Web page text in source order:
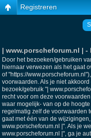
Registreren
| www.porscheforum.nl | -
Door het bezoeken/gebruiken
hiernaar verwezen als het gaat
of "https://
voorwaarden. Als je niet
bezoek/gebruik "|
recht voor om deze
waar mogelijk- van op de
regelmatig zelf de voorwaarden
gaat met één van de
www.porscheforum.nl |". Als je
www.porscheforum.nl |", ga je